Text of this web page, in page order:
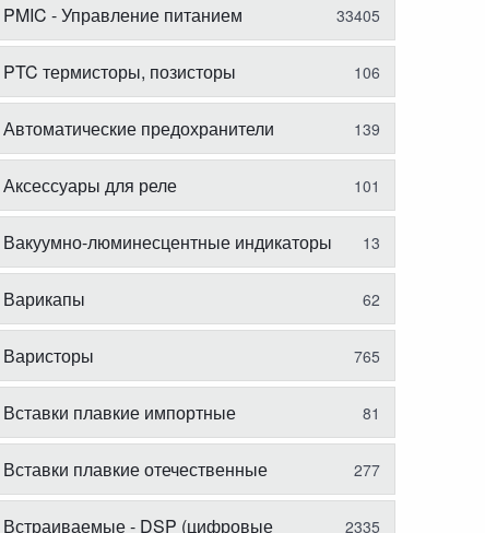
PMIC - Управление питанием 33405
PTC термисторы, позисторы 106
Автоматические предохранители 139
Аксессуары для реле 101
Вакуумно-люминесцентные индикаторы 13
Варикапы 62
Варисторы 765
Вставки плавкие импортные 81
Вставки плавкие отечественные 277
Встраиваемые - DSP (цифровые
2335